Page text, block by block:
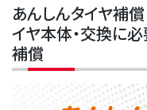
あんしんタイヤ補
イヤ本体・交換に
補償